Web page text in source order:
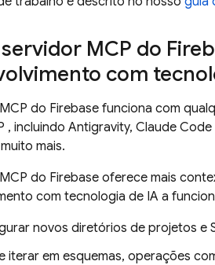
MCP do
com
do Firebase funciona com
, incluindo Antigravity, Claude
mais.
do Firebase oferece mais
com tecnologia de IA a
novos diretórios de projetos e
iterar em esquemas, operações